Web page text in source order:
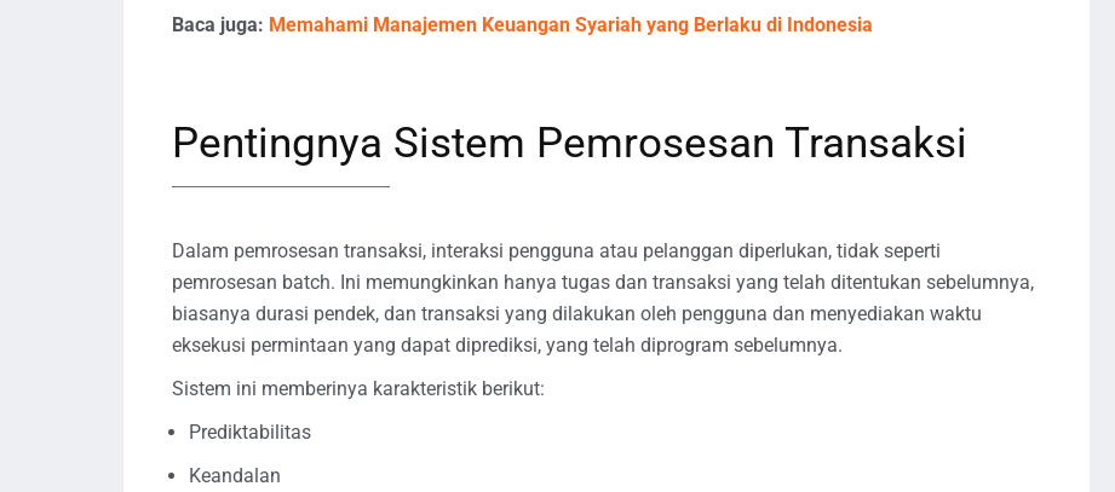
Baca juga: Memahami Manajemen Keuangan Syariah yang Berlaku di Indonesia
Pentingnya Sistem Pemrosesan Transaksi
Dalam pemrosesan transaksi, interaksi pengguna atau pelanggan diperlukan, tidak seperti
pemrosesan batch. Ini memungkinkan hanya tugas dan transaksi yang telah ditentukan sebelumnya,
biasanya durasi pendek, dan transaksi yang dilakukan oleh pengguna dan menyediakan waktu
eksekusi permintaan yang dapat diprediksi, yang telah diprogram sebelumnya.
Sistem ini memberinya karakteristik berikut:
Prediktabilitas
Keandalan